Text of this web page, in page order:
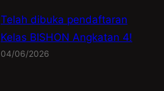
Telah dibuka pendaftaran
Kelas BISHON Angkatan 4!
04/06/2026